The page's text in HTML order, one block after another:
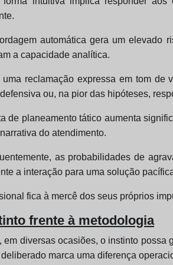
automática gera um elevado
a capacidade analítica.
uma reclamação expressa em tom
ou, na pior das hipóteses,
de planeamento tático aumenta
do atendimento.
as probabilidades de
a interação para uma solução
fica à mercê dos seus próprios
frente à metodologia
em diversas ocasiões, o instinto
marca uma diferença